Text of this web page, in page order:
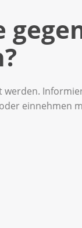
einnehmen